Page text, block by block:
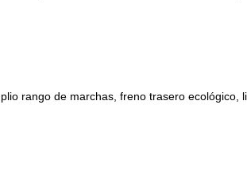
rango de marchas, freno trasero ecológico,